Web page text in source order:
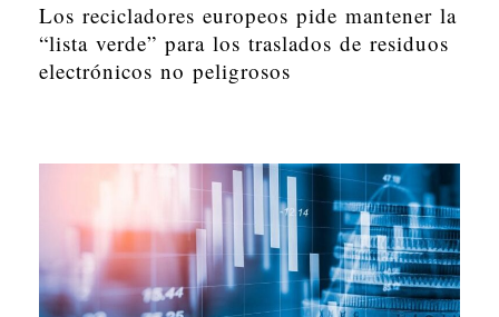
Los recicladores europeos pide mantener la
“lista verde” para los traslados de residuos
electrónicos no peligrosos